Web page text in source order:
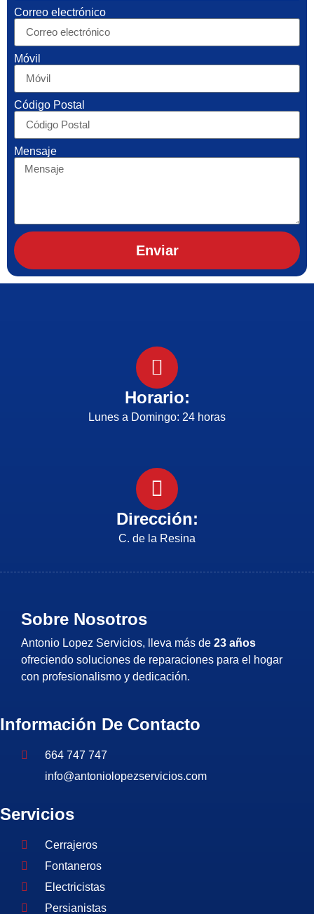
Correo electrónico
Móvil
Código Postal
Mensaje
Enviar
Horario:
Lunes a Domingo: 24 horas
Dirección:
C. de la Resina
Sobre Nosotros
Antonio Lopez Servicios, lleva más de 23 años
ofreciendo soluciones de reparaciones para el hogar
con profesionalismo y dedicación.
Información De Contacto
664 747 747
info@antoniolopezservicios.com
Servicios
Cerrajeros
Fontaneros
Electricistas
Persianistas